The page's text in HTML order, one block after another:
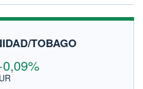
TOBAGO